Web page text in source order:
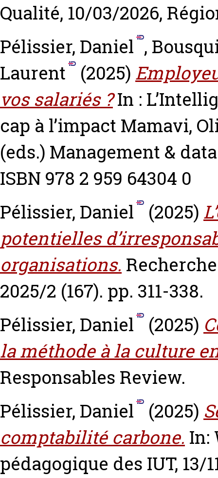
Qualité, 10/03/2026,
Pélissier, Daniel ,
Laurent
(2025)
vos salariés ?In :
cap à l’impact Mamavi,
(eds.) Management &
ISBN 978 2 959 64304 0
Pélissier, Daniel
(2025)
potentielles
organisations.
2025/2 (167). pp. 311-338.
Pélissier, Daniel
(2025)
la méthode à la culture
Responsables Review.
Pélissier, Daniel
(2025)
comptabilité carbone. In:
pédagogique des IUT, 13/